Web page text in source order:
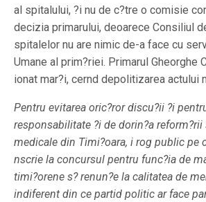
al spitalului, ?i nu de c?tre o comisie
decizia primarului, deoarece Consiliul
spitalelor nu are nimic de-a face cu
Umane al prim?riei. Primarul Gheorghe
ionat mar?i, cernd depolitizarea actului
Pentru evitarea oric?ror discu?ii ?i
responsabilitate ?i de dorin?a
medicale din Timi?oara, i rog public pe
nscrie la concursul pentru func?ia de
timi?orene s? renun?e la calitatea de
indiferent din ce partid politic ar face